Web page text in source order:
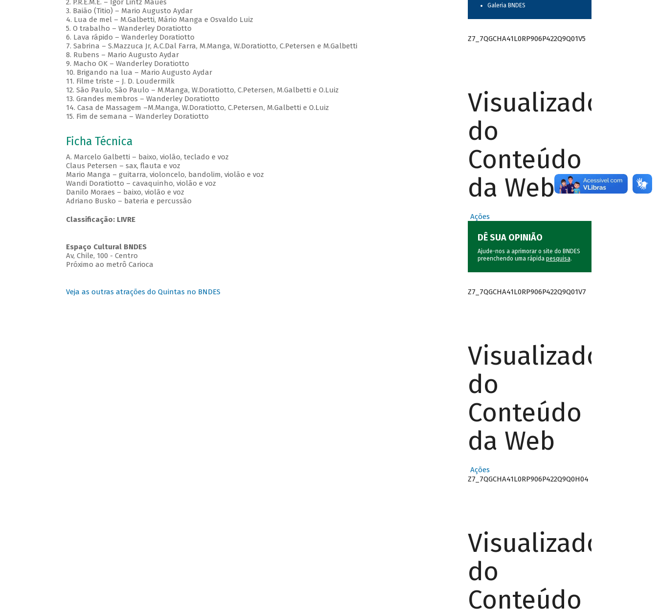
2. P.R.E.M.E. – Igor Lintz Maués
3. Baião (Titio) – Mario Augusto Aydar
4. Lua de mel – M.Galbetti, Mário Manga e Osvaldo Luiz
5. O trabalho – Wanderley Doratiotto
6. Lava rápido – Wanderley Doratiotto
7. Sabrina – S.Mazzuca Jr, A.C.Dal Farra, M.Manga, W.Doratiotto, C.Petersen e M.Galbetti
8. Rubens – Mario Augusto Aydar
9. Macho OK – Wanderley Doratiotto
10. Brigando na lua – Mario Augusto Aydar
11. Filme triste – J. D. Loudermilk
12. São Paulo, São Paulo – M.Manga, W.Doratiotto, C.Petersen, M.Galbetti e O.Luiz
13. Grandes membros – Wanderley Doratiotto
14. Casa de Massagem –M.Manga, W.Doratiotto, C.Petersen, M.Galbetti e O.Luiz
15. Fim de semana – Wanderley Doratiotto
Ficha Técnica
A. Marcelo Galbetti – baixo, violão, teclado e voz
Claus Petersen – sax, flauta e voz
Mario Manga – guitarra, violoncelo, bandolim, violão e voz
Wandi Doratiotto – cavaquinho, violão e voz
Danilo Moraes – baixo, violão e voz
Adriano Busko – bateria e percussão
Classificação: LIVRE
Espaço Cultural BNDES
Av, Chile, 100 - Centro
Próximo ao metrô Carioca
Veja as outras atrações do Quintas no BNDES
Galeria BNDES
Z7_7QGCHA41L0RP906P422Q9Q01V5
Visualizador
do
Conteúdo
da Web
Ações
DÊ SUA OPINIÃO
Ajude-nos a aprimorar o site do BNDES
preenchendo uma rápida pesquisa.
Z7_7QGCHA41L0RP906P422Q9Q01V7
Visualizador
do
Conteúdo
da Web
Ações
Z7_7QGCHA41L0RP906P422Q9Q0H04
Visualizador
do
Conteúdo